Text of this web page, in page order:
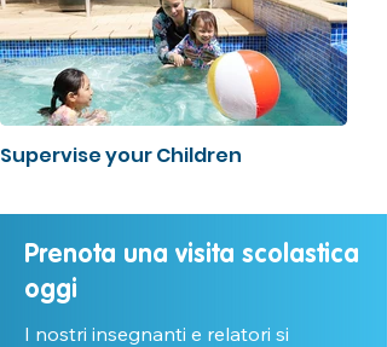
Supervise your Children
Prenota una visita scolastica
oggi
I nostri insegnanti e relatori si